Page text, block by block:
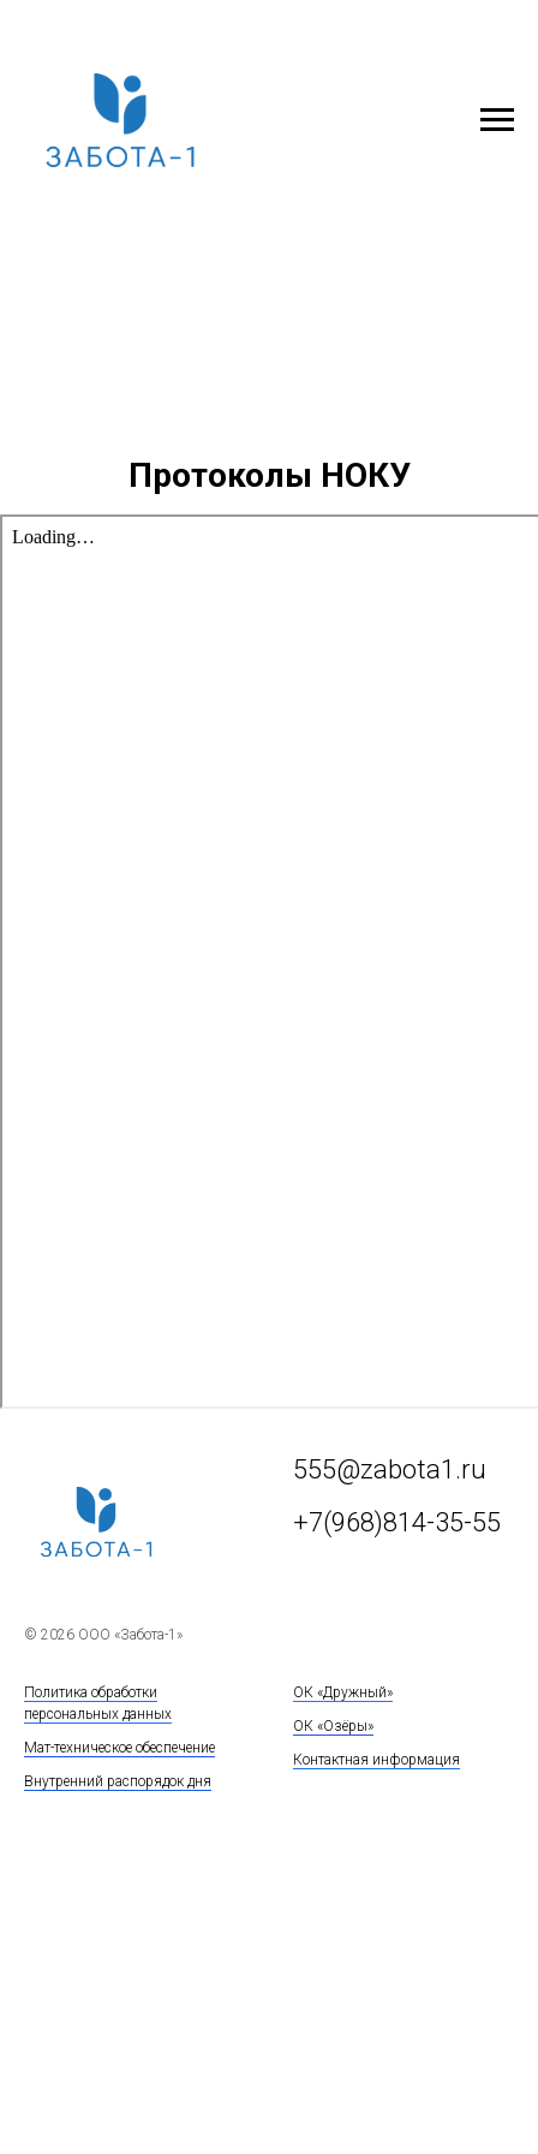
Протоколы НОКУ
© 2026 ООО «Забота-1»
555@zabota1.ru
+7(968)814-35-55
Политика обработки
персональных данных
Мат-техническое обеспечение
Внутренний распорядок дня
ОК «Дружный»
ОК «Озёры»
Контактная информация